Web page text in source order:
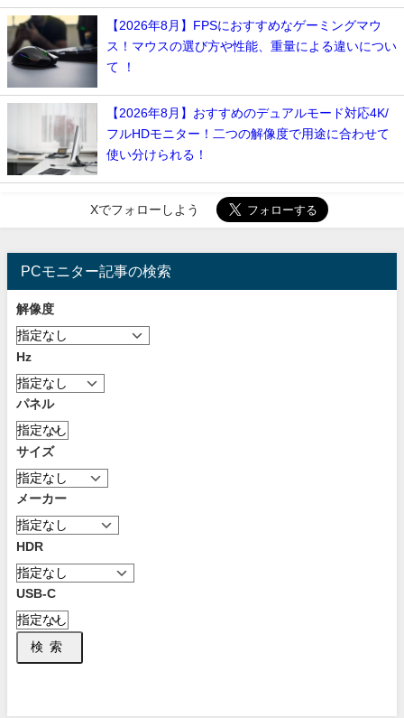
【2026年8月】FPSにおすすめなゲーミングマウ
ス！マウスの選び方や性能、重量による違いについ
て ！
【2026年8月】おすすめのデュアルモード対応4K/
フルHDモニター！二つの解像度で用途に合わせて
使い分けられる！
Xでフォローしよう
PCモニター記事の検索
解像度
Hz
パネル
サイズ
メーカー
HDR
USB-C
検索